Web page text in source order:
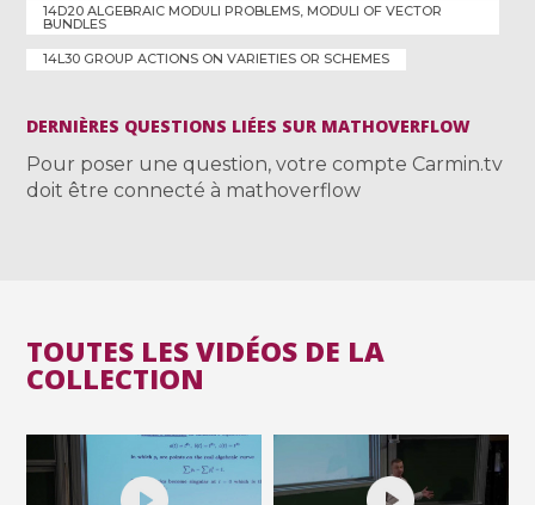
14D20 ALGEBRAIC MODULI PROBLEMS, MODULI OF VECTOR
BUNDLES
14L30 GROUP ACTIONS ON VARIETIES OR SCHEMES
DERNIÈRES QUESTIONS LIÉES SUR MATHOVERFLOW
Pour poser une question, votre compte Carmin.tv
doit être connecté à mathoverflow
TOUTES LES VIDÉOS DE LA
COLLECTION